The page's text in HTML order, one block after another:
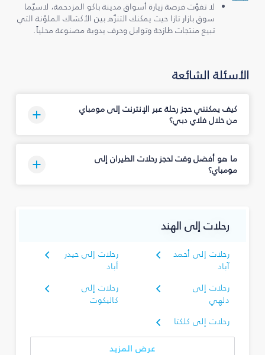
لا تفوّت فرصة زيارة أسواق مدينة باكو المزدحمة، لاسيّما
سوق بازار تازا حيث يمكنك التنزّه بين الأكشاك الملوّنة التي
تبيع منتجات طازجة وتوابل وحرف يدوية مصنوعة محلياً.
الأسئلة الشائعة
كيف يمكنني حجز رحلة عبر الإنترنت إلى مومباي
من خلال فلاي دبي؟
ما هو أفضل وقت لحجز رحلات الطيران إلى
مومباي؟
رحلات إلى الهند
رحلات إلى أحمد
آباد
رحلات إلى حيدر
أباد
رحلات إلى
دلهي
رحلات إلى
كاليكوت
رحلات إلى كلكتا
عرض المزيد